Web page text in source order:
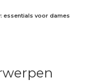
essentials voor dames